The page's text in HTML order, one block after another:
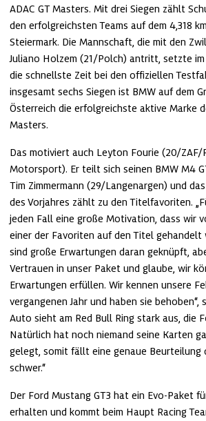
ADAC GT Masters. Mit drei Siegen zählt
den erfolgreichsten Teams auf dem 4,318
Steiermark. Die Mannschaft, die mit den
Juliano Holzem (21/Polch) antritt, setzte im
die schnellste Zeit bei den offiziellen
insgesamt sechs Siegen ist BMW auf dem
Österreich die erfolgreichste aktive Marke
Masters.
Das motiviert auch Leyton Fourie (20/ZAF/
Motorsport). Er teilt sich seinen BMW M4
Tim Zimmermann (29/Langenargen) und
des Vorjahres zählt zu den Titelfavoriten.
jeden Fall eine große Motivation, dass wir
einer der Favoriten auf den Titel gehandelt
sind große Erwartungen daran geknüpft,
Vertrauen in unser Paket und glaube, wir
Erwartungen erfüllen. Wir kennen unsere
vergangenen Jahr und haben sie behoben“,
Auto sieht am Red Bull Ring stark aus, die
Natürlich hat noch niemand seine Karten
gelegt, somit fällt eine genaue Beurteilung
schwer.“
Der Ford Mustang GT3 hat ein Evo-Paket
erhalten und kommt beim Haupt Racing